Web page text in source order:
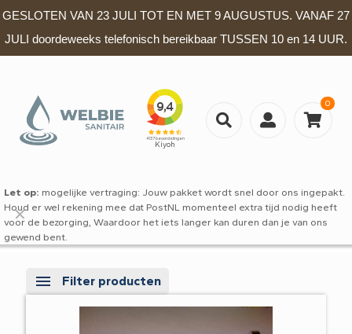
GESLOTEN VAN 23 JULI TOT EN MET 9 AUGUSTUS. VANAF 27
JULI doordeweeks telefonisch bereikbaar TUSSEN 10 en 14 UUR.
0
Let op: mogelijke vertraging: Jouw pakket wordt snel door ons ingepakt.
Houd er wel rekening mee dat PostNL momenteel extra tijd nodig heeft
voor de bezorging, Waardoor het iets langer kan duren dan je van ons
gewend bent.
✕
Filter producten